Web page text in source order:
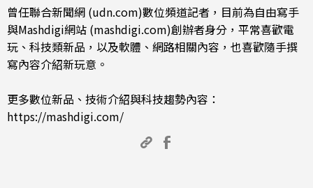
曾任聯合新聞網 (udn.com)數位頻道記者，目前為自由寫手
與Mashdigi網站 (mashdigi.com)創辦者身分，平常喜歡電
玩、科技類新品，以及軟體、網路相關內容，也喜歡隨手撰
寫內容介紹新玩意。
更多數位新品、技術介紹與科技趨勢內容：
https://mashdigi.com/